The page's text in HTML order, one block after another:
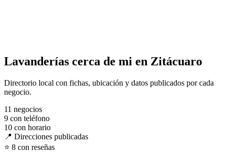
Lavanderías cerca de mi en Zitácuaro
Directorio local con fichas, ubicación y datos publicados por cada
negocio.
11 negocios
9 con teléfono
10 con horario
📍 Direcciones publicadas
⭐ 8 con reseñas